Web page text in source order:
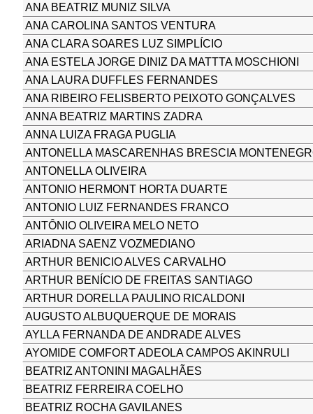
ANA BEATRIZ MUNIZ SILVA
ANA CAROLINA SANTOS VENTURA
ANA CLARA SOARES LUZ SIMPLÍCIO
ANA ESTELA JORGE DINIZ DA MATTTA MOSCHIONI
ANA LAURA DUFFLES FERNANDES
ANA RIBEIRO FELISBERTO PEIXOTO GONÇALVES
ANNA BEATRIZ MARTINS ZADRA
ANNA LUIZA FRAGA PUGLIA
ANTONELLA MASCARENHAS BRESCIA
ANTONELLA OLIVEIRA
ANTONIO HERMONT HORTA DUARTE
ANTONIO LUIZ FERNANDES FRANCO
ANTÔNIO OLIVEIRA MELO NETO
ARIADNA SAENZ VOZMEDIANO
ARTHUR BENICIO ALVES CARVALHO
ARTHUR BENÍCIO DE FREITAS SANTIAGO
ARTHUR DORELLA PAULINO RICALDONI
AUGUSTO ALBUQUERQUE DE MORAIS
AYLLA FERNANDA DE ANDRADE ALVES
AYOMIDE COMFORT ADEOLA CAMPOS AKINRULI
BEATRIZ ANTONINI MAGALHÃES
BEATRIZ FERREIRA COELHO
BEATRIZ ROCHA GAVILANES